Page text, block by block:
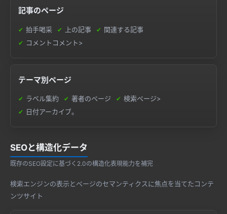
記事のページ
拍手喝采 上の記事
関連する記事
コメントコメント>
テーマ別ページ
ラベル集約 著者のページ
検索ページ>
日付アーカイブ。
SEOと構造化データ
既存のSEO設定に基づく2.0の構造化表現能力を補完
検索エンジンの表示とページのセマンティクスに焦点を当てたコンテ
ンツサイト